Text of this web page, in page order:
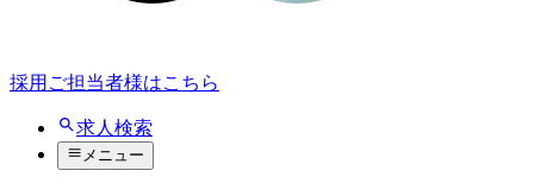
採用ご担当者様はこちら
求人検索
メニュー